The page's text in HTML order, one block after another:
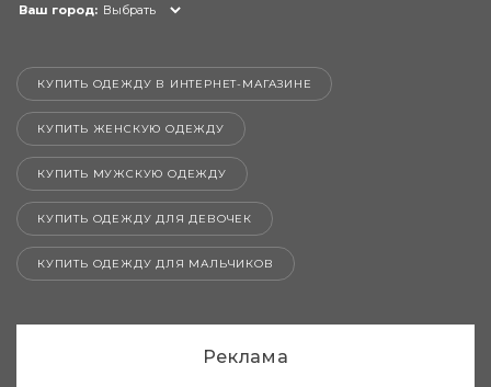
Ваш город: Выбрать
КУПИТЬ ОДЕЖДУ В ИНТЕРНЕТ-МАГАЗИНЕ
КУПИТЬ ЖЕНСКУЮ ОДЕЖДУ
КУПИТЬ МУЖСКУЮ ОДЕЖДУ
КУПИТЬ ОДЕЖДУ ДЛЯ ДЕВОЧЕК
КУПИТЬ ОДЕЖДУ ДЛЯ МАЛЬЧИКОВ
Реклама